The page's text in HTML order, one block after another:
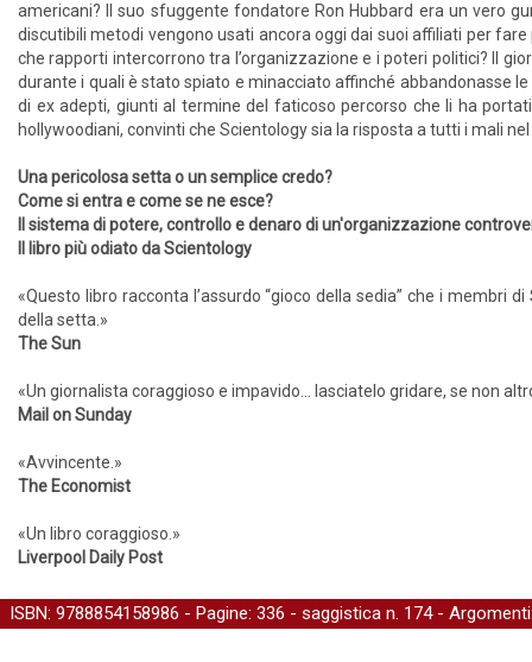
americani? Il suo sfuggente fondatore Ron Hubbard era un vero
discutibili metodi vengono usati ancora oggi dai suoi affiliati per
che rapporti intercorrono tra l’organizzazione e i poteri politici? Il
durante i quali è stato spiato e minacciato affinché abbandonasse
di ex adepti, giunti al termine del faticoso percorso che li ha
hollywoodiani, convinti che Scientology sia la risposta a tutti i mali
Una pericolosa setta o un semplice credo?
Come si entra e come se ne esce?
Il sistema di potere, controllo e denaro di un'organizzazione
Il libro più odiato da Scientology
«Questo libro racconta l’assurdo “gioco della sedia” che i
della setta.»
The Sun
«Un giornalista coraggioso e impavido… lasciatelo gridare, se non
Mail on Sunday
«Avvincente.»
The Economist
«Un libro coraggioso.»
Liverpool Daily Post
ISBN: 9788854158986 - Pagine: 336 - saggistica n. 174 -